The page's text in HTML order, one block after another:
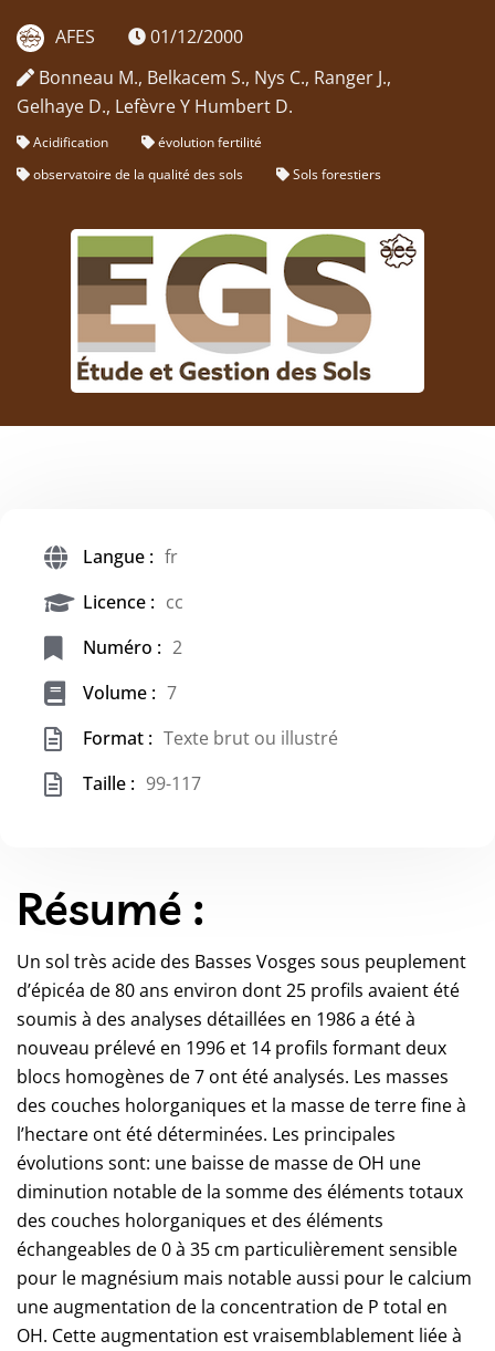
AFES
01/12/2000
Bonneau M., Belkacem S., Nys C., Ranger J.,
Gelhaye D., Lefèvre Y Humbert D.
Acidification
évolution fertilité
observatoire de la qualité des sols
Sols forestiers
Langue : fr
Licence : cc
Numéro : 2
Volume : 7
Format : Texte brut ou illustré
Taille : 99-117
Résumé :
Un sol très acide des Basses Vosges sous peuplement
d’épicéa de 80 ans environ dont 25 profils avaient été
soumis à des analyses détaillées en 1986 a été à
nouveau prélevé en 1996 et 14 profils formant deux
blocs homogènes de 7 ont été analysés. Les masses
des couches holorganiques et la masse de terre fine à
l’hectare ont été déterminées. Les principales
évolutions sont: une baisse de masse de OH une
diminution notable de la somme des éléments totaux
des couches holorganiques et des éléments
échangeables de 0 à 35 cm particulièrement sensible
pour le magnésium mais notable aussi pour le calcium
une augmentation de la concentration de P total en
OH. Cette augmentation est vraisemblablement liée à